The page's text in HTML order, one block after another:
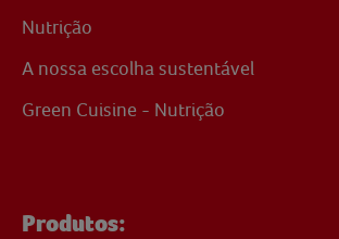
Nutrição
A nossa escolha sustentável
Green Cuisine - Nutrição
Produtos: